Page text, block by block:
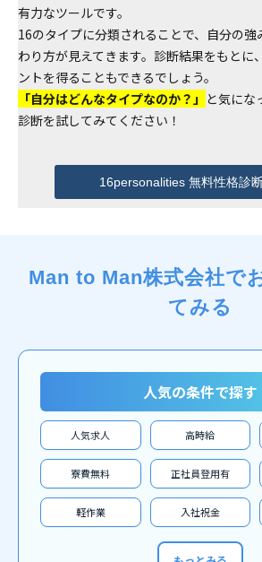
有力なツールです。
16のタイプに分類されることで、自分の
わり方が見えてきます。診断結果をもとに
ントを得ることもできるでしょう。
「自分はどんなタイプなのか？」 と気にな
診断を試してみてください！
16personalities 無料性格診
Man to Man株式会社で
てみる
人気の条件で探す
人気求人 高時給
寮費無料 正社員登用有
軽作業 入社祝金